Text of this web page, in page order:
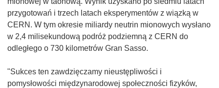
przygotowań i trzech latach eksperymentów z wiązką w
CERN. W tym okresie miliardy neutrin mionowych wysłano
w 2,4 milisekundową podróż podziemną z CERN do
odległego o 730 kilometrów Gran Sasso.
"Sukces ten zawdzięczamy nieustępliwości i
pomysłowości międzynarodowej społeczności fizyków,